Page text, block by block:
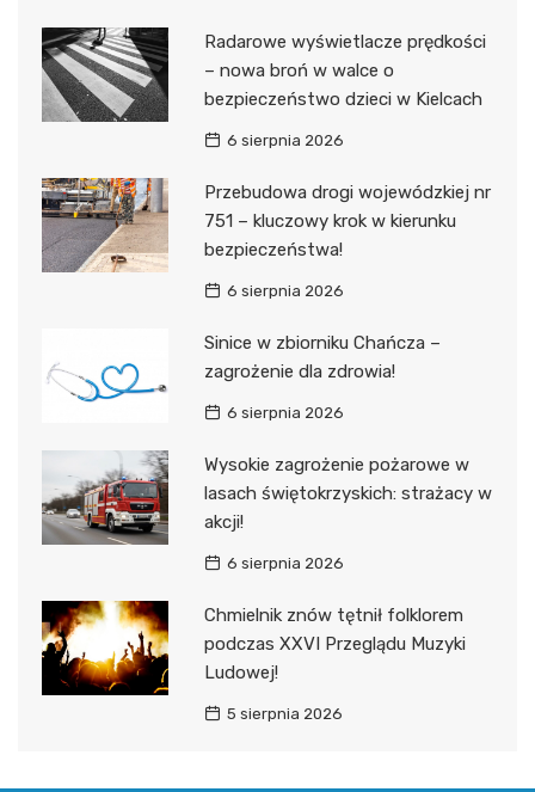
Radarowe wyświetlacze prędkości
– nowa broń w walce o
bezpieczeństwo dzieci w Kielcach
6 sierpnia 2026
Przebudowa drogi wojewódzkiej nr
751 – kluczowy krok w kierunku
bezpieczeństwa!
6 sierpnia 2026
Sinice w zbiorniku Chańcza –
zagrożenie dla zdrowia!
6 sierpnia 2026
Wysokie zagrożenie pożarowe w
lasach świętokrzyskich: strażacy w
akcji!
6 sierpnia 2026
Chmielnik znów tętnił folklorem
podczas XXVI Przeglądu Muzyki
Ludowej!
5 sierpnia 2026